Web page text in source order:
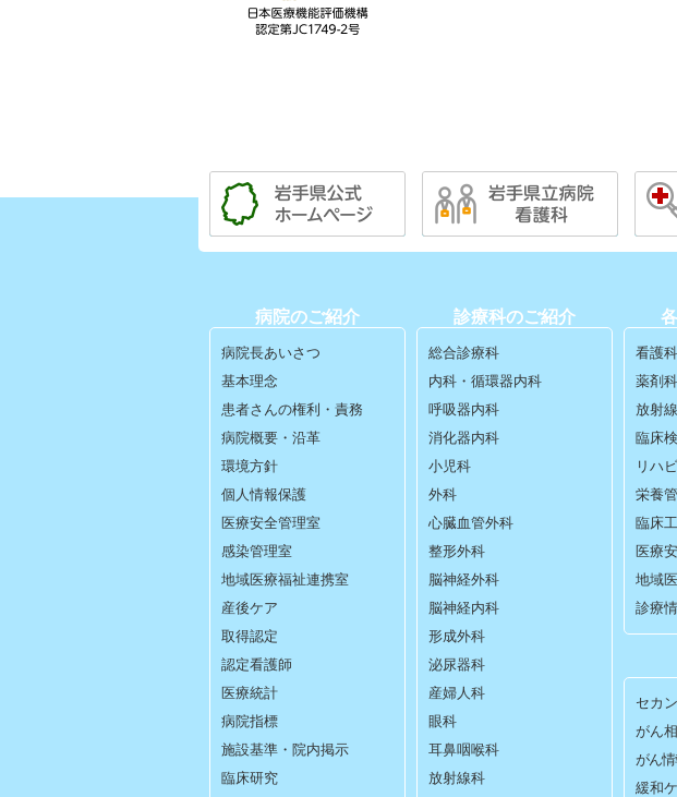
病院のご紹介
病院長あいさつ
基本理念
患者さんの権利・責務
病院概要・沿革
環境方針
個人情報保護
医療安全管理室
感染管理室
地域医療福祉連携室
産後ケア
取得認定
認定看護師
医療統計
病院指標
施設基準・院内掲示
臨床研究
診療科のご紹介
総合診療科
内科・循環器内科
呼吸器内科
消化器内科
小児科
外科
心臓血管外科
整形外科
脳神経外科
脳神経内科
形成外科
泌尿器科
産婦人科
眼科
耳鼻咽喉科
放射線科
看護科
薬剤科
放射
臨床
リハ
栄養
臨床
医療
地域
診療
セカ
がん
がん
緩和